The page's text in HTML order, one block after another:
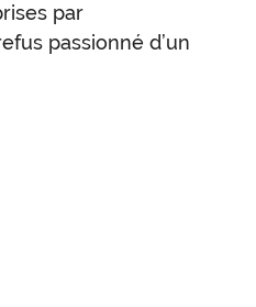
par
passionné d’un